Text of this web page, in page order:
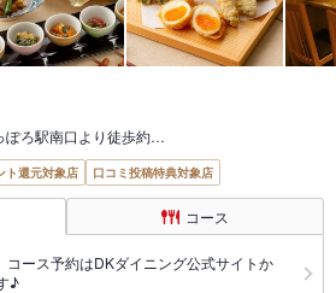
ぽろ駅南口より徒歩約…
ト還元対象店 口コミ投稿特典対象店
コース
コース予約はDKダイニング公式サイトか
♪